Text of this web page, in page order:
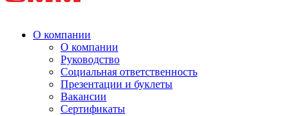
О компании
О компании
Руководство
Социальная ответственность
Презентации и буклеты
Вакансии
Сертификаты